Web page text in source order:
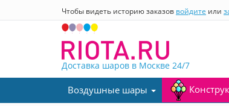
Чтобы видеть историю заказов войдите или
Доставка шаров в Москве 24/7
Воздушные шары